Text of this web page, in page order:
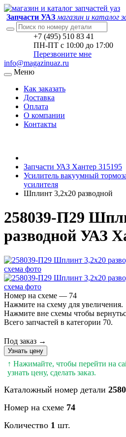
Запчасти УАЗ магазин и каталог
+7 (495) 510 83 41
ПН-ПТ с 10:00 до 17:00
Перезвоните мне
info@magazinuaz.ru
Меню
Как заказать
Доставка
Оплата
О компании
Контакты
Запчасти УАЗ Хантер 315195
Усилитель вакуумный
усилителя
Шплинт 3,2х20 разводной
258039-П29
разводной УАЗ
Номер на схеме — 74
Нажмите на схему для увеличения.
Нажмите вне схемы чтобы
Всего запчастей в категории 70.
Под заказ →
Узнать цену
↑ Нажимайте, чтобы перейти на
узнать цену, сделать заказ.
Каталожный номер детали
Номер на схеме 74
Количество 1 шт.